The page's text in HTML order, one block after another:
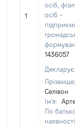
1
осіб,
осіб –
1436057
Декларує:
Прізвище:
Селівон
Ім'я:
По